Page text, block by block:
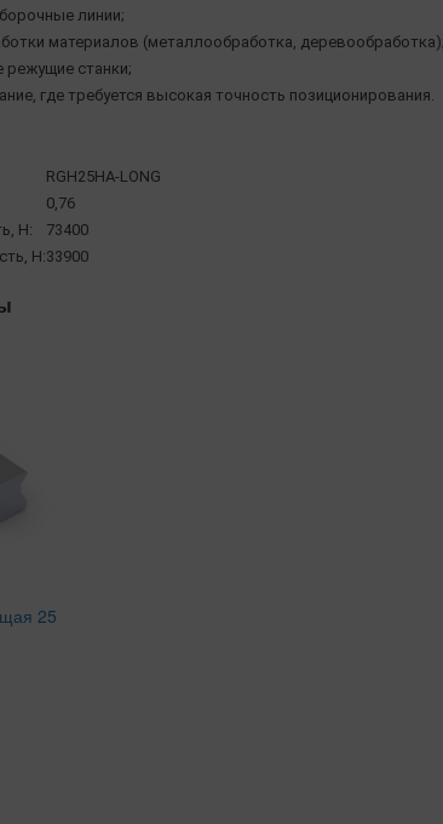
линии;
материалов (металлообработка, деревообработка);
станки;
где требуется высокая точность позиционирования.
RGH25HA-LONG
0,76
Н:
73400
Н:33900
25